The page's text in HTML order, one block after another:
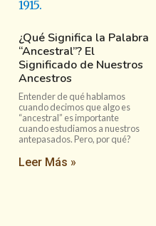
¿Qué Significa la Palabra
“Ancestral”? El
Significado de Nuestros
Ancestros
Entender de qué hablamos
cuando decimos que algo es
“ancestral” es importante
cuando estudiamos a nuestros
antepasados. Pero, por qué?
Leer Más »